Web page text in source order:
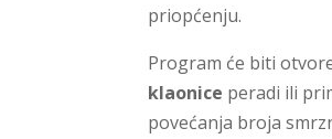
priopćenju.
Program će biti
klaonice peradi ili
povećanja broja